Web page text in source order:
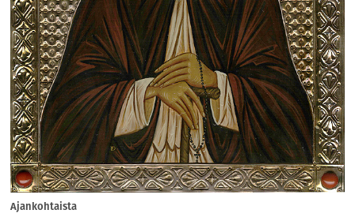
Ajankohtaista